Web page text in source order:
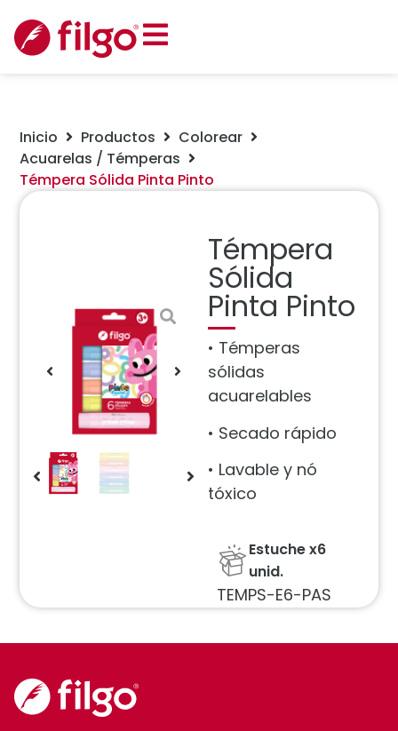
Inicio Productos
Colorear
Acuarelas / Témperas
Témpera Sólida Pinta Pinto
Témpera
Sólida
Pinta Pinto
• Témperas
sólidas
acuarelables
• Secado rápido
• Lavable y nó
tóxico
Estuche x6
unid.
TEMPS-E6-PAS